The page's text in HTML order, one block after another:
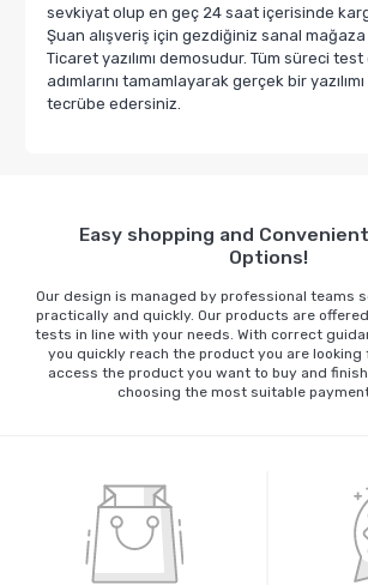
sevkiyat olup en geç 24 saat içerisinde
Şuan alışveriş için gezdiğiniz sanal
Ticaret yazılımı demosudur. Tüm süreci
adımlarını tamamlayarak gerçek bir
tecrübe edersiniz.
Easy shopping and
Options!
Our design is managed by professional teams
practically and quickly. Our products are
tests in line with your needs. With correct
you quickly reach the product you are looking
access the product you want to buy and
choosing the most suitable